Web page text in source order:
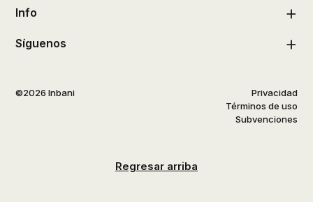
Info
Síguenos
©2026 Inbani
Privacidad
Términos de uso
Subvenciones
Regresar arriba